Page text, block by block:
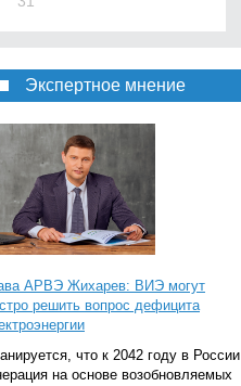
Экспертное мнение
АРВЭ Жихарев: ВИЭ могут
решить вопрос дефицита
что к 2042 году в России
на основе возобновляемых